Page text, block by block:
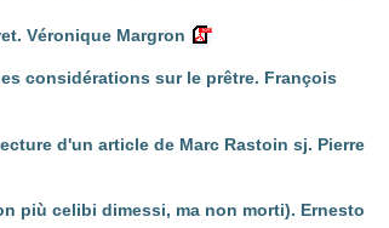
Véronique Margron
considérations sur le prêtre. François
d'un article de Marc Rastoin sj. Pierre
più celibi dimessi, ma non morti). Ernesto